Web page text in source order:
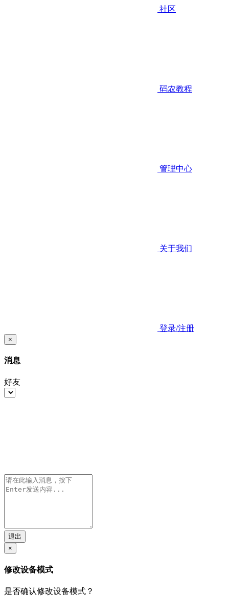
社区
码农教程
管理中心
关于我们
登录/注册
×
消息
好友
退出
×
修改设备模式
是否确认修改设备模式？